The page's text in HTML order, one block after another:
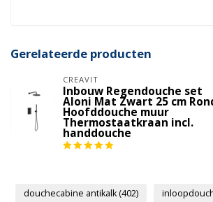
Gerelateerde producten
CREAVIT
Inbouw Regendouche set
Aloni Mat Zwart 25 cm
Hoofddouche muur
Thermostaatkraan incl.
handdouche
douchecabine antikalk(402)